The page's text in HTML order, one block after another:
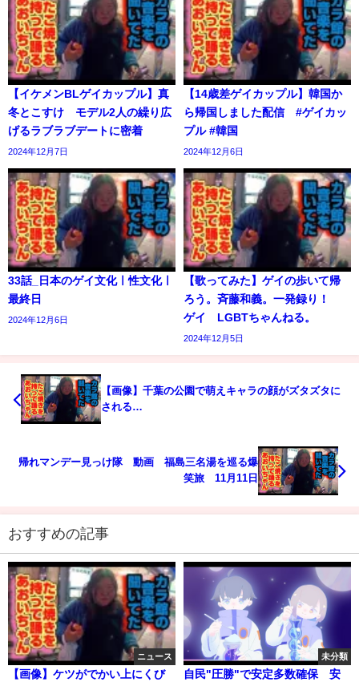
【イケメンBLゲイカップル】真
冬とこすけ モデル2人の繰り広
げるラブラブデートに密着
2024年12月7日
【14歳差ゲイカップル】韓国か
ら帰国しました配信 #ゲイカッ
プル #韓国
2024年12月6日
33話_日本のゲイ文化ㅣ性文化ㅣ
最終日
2024年12月6日
【歌ってみた】ゲイの歩いて帰
ろう。斉藤和義。一発録り！
ゲイ LGBTちゃんねる。
2024年12月5日
【画像】千葉の公園で萌えキャラの顔がズタズタに
される…
帰れマンデー見っけ隊 動画 福島三名湯を巡る爆
笑旅 11月11日
おすすめの記事
ニュース
【画像】ケツがでかい上にくび
未分類
自民"圧勝"で安定多数確保 安